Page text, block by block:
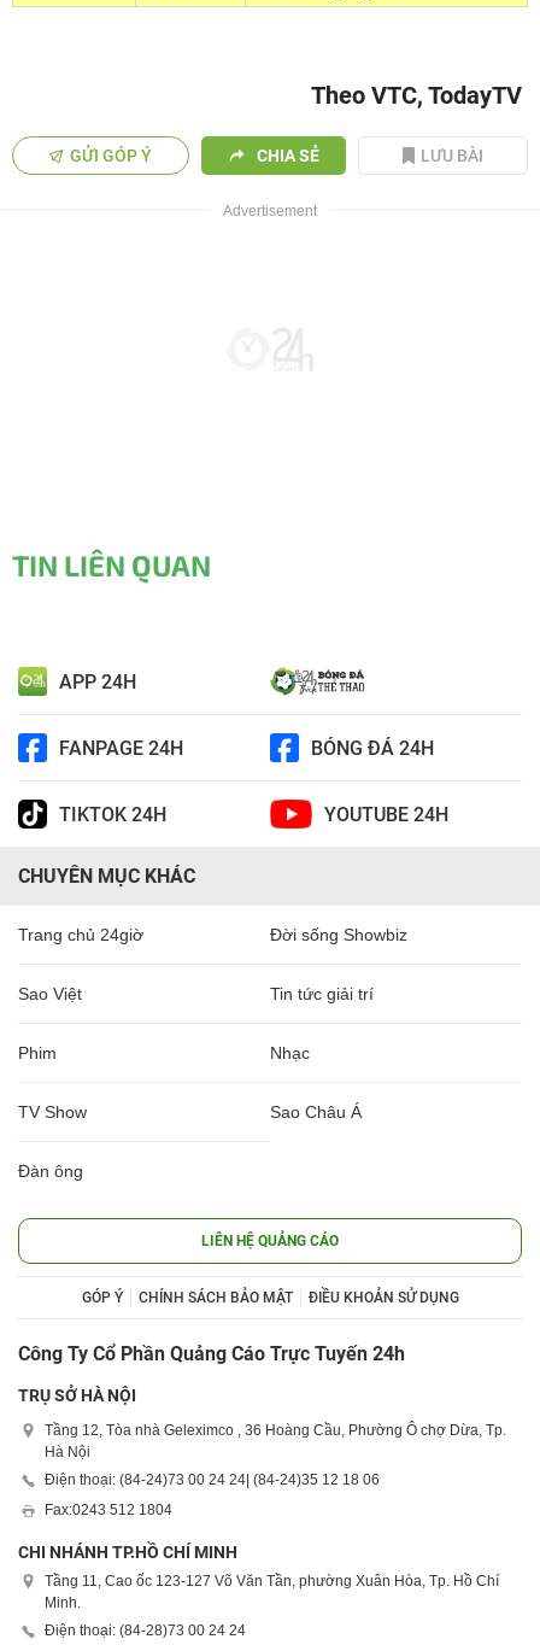
Theo VTC, TodayTV
GỬI GÓP Ý CHIA SẺ LƯU BÀI
TIN LIÊN QUAN
APP 24H
FANPAGE 24H BÓNG ĐÁ 24H
TIKTOK 24H YOUTUBE 24H
CHUYÊN MỤC KHÁC
Trang chủ 24giờ Đời sống Showbiz
Sao Việt Tin tức giải trí
Phim Nhạc
TV Show Sao Châu Á
Đàn ông
LIÊN HỆ QUẢNG CÁO
GÓP Ý CHÍNH SÁCH BẢO MẬT ĐIỀU KHOẢN SỬ DỤNG
Công Ty Cổ Phần Quảng Cáo Trực Tuyến 24h
TRỤ SỞ HÀ NỘI
Tầng 12, Tòa nhà Geleximco , 36 Hoàng Cầu, Phường Ô chợ Dừa, Tp.
Hà Nội
Điện thoại: (84-24)73 00 24 24 | (84-24)35 12 18 06
Fax:0243 512 1804
CHI NHÁNH TP.HỒ CHÍ MINH
Tầng 11, Cao ốc 123-127 Võ Văn Tần, phường Xuân Hòa, Tp. Hồ Chí
Minh.
Điện thoại: (84-28)73 00 24 24